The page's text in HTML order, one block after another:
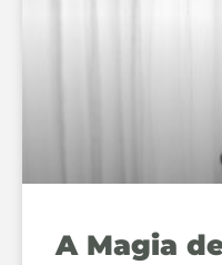
A Magia